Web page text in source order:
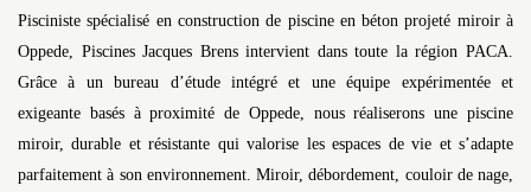
Pisciniste spécialisé en construction de piscine en béton projeté miroir à
Oppede, Piscines Jacques Brens intervient dans toute la région PACA.
Grâce à un bureau d’étude intégré et une équipe expérimentée et
exigeante basés à proximité de Oppede, nous réaliserons une piscine
miroir, durable et résistante qui valorise les espaces de vie et s’adapte
parfaitement à son environnement. Miroir, débordement, couloir de nage,